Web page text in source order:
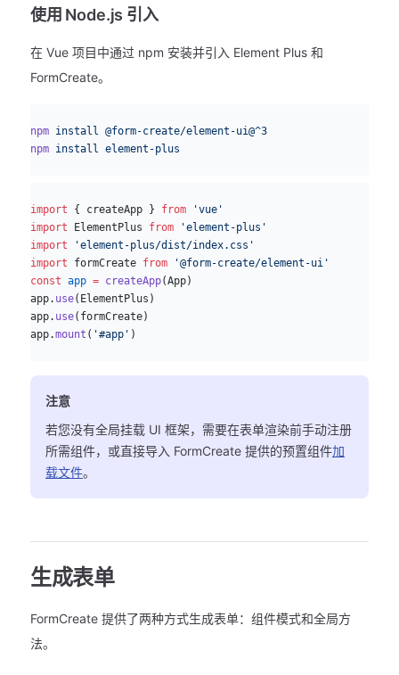
使用 Node.js 引入
在 Vue 项目中通过 npm 安装并引入 Element Plus 和
FormCreate。
npm install
@form-create/element-ui@^3
npm install element-plus
import { createApp } from 'vue'
import ElementPlus from 'element-plus'
import 'element-plus/dist/index.css'
import formCreate from '@form-create/element-ui'
const app = createApp(App)
app. use(ElementPlus)
app. use(formCreate)
app.mount ( '#app' )
注意
若您没有全局挂载 UI 框架，需要在表单渲染前手动注册
所需组件，或直接导入 FormCreate 提供的预置组件加
载文件。
生成表单
FormCreate 提供了两种方式生成表单：组件模式和全局方
法。